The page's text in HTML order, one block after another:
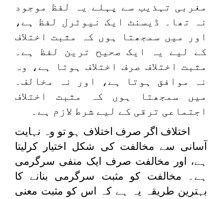
مغربی تہذیب سے پہلے یہ لفظ موجود
نہ تھا۔ ڈیسنٹ ایک نیوٹرل لفظ ہے،
اور میں سمجھتا ہوں کہ مثبت اختلاف
کے لیے یہ ایک صحیح ترین لفظ ہے۔
مثبت اختلاف صرف اختلاف ہوتا ہے، وہ
نہ موافق ہوتا ہے، اور نہ مخالف۔
میں سمجھتا ہوں کہ مثبت اختلاف
اجتماعی ترقی کے لیے شرط لازم ہے۔
اختلاف اگر صرف اختلاف ہو تو وہ نہایت
آسانی سے مخالفت کی شکل اختیار کرلیتا
ہے، اور مخالفت صرف ایک منفی سرگرمی
ہے۔ مخالفت کو مثبت سرگرمی بنانے کا
بہترین طریقہ یہ ہے کہ اس کو مثبت معنی